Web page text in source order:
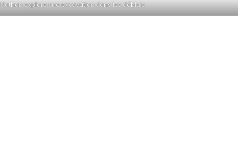
Nathan explore une excavation dans les déblais.